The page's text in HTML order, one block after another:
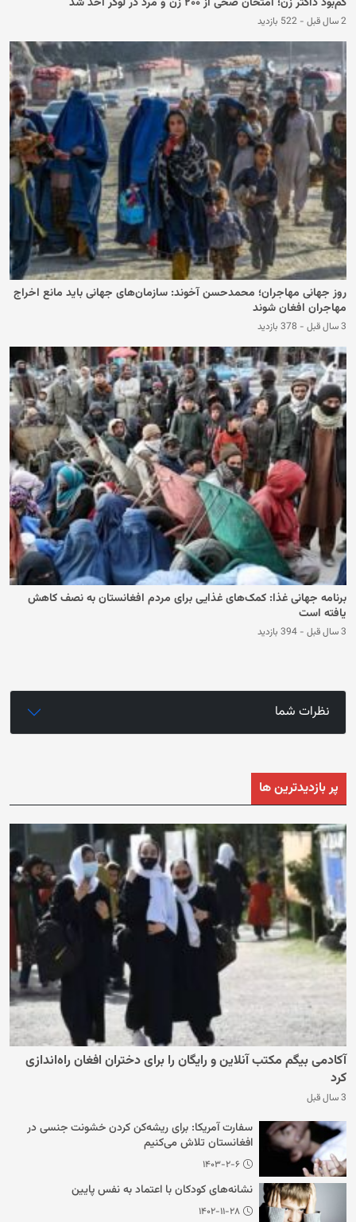
2 سال قبل - 522 بازدید
روز جهانی مهاجران؛ محمدحسن آخوند: سازمان‌های جهانی باید مانع اخراج
مهاجران افغان شوند
3 سال قبل - 378 بازدید
برنامه جهانی غذا: کمک‌های غذایی برای مردم افغانستان به نصف کاهش
یافته است
3 سال قبل - 394 بازدید
نظرات شما
پر بازدیدترین ها
آکادمی بیگم مکتب آنلاین و رایگان را برای دختران افغان راه‌اندازی
کرد
3 سال قبل
سفارت آمریکا: برای ریشه‌کن کردن خشونت جنسی در
افغانستان تلاش می‌کنیم
۱۴۰۳-۲-۶
نشانه‌های کودکان با اعتماد به نفس پایین
۱۴۰۲-۱۱-۲۸